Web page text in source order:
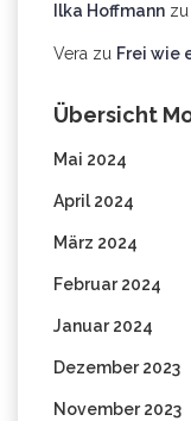
Ilka Hoffmann zu
Vera zu Frei wie
Übersicht
Mai 2024
April 2024
März 2024
Februar 2024
Januar 2024
Dezember 2023
November 2023